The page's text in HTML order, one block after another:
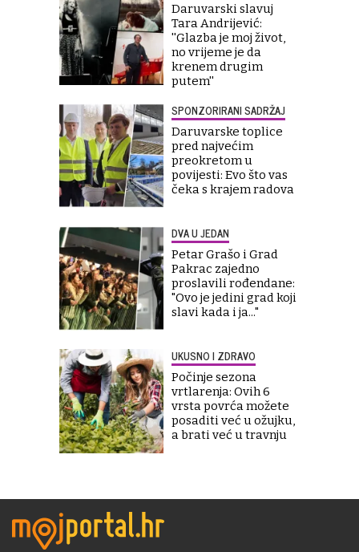
Daruvarski slavuj
Tara Andrijević:
''Glazba je moj život,
no vrijeme je da
krenem drugim
putem''
SPONZORIRANI SADRŽAJ
Daruvarske toplice
pred najvećim
preokretom u
povijesti: Evo što vas
čeka s krajem radova
DVA U JEDAN
Petar Grašo i Grad
Pakrac zajedno
proslavili rođendane:
"Ovo je jedini grad koji
slavi kada i ja..."
UKUSNO I ZDRAVO
Počinje sezona
vrtlarenja: Ovih 6
vrsta povrća možete
posaditi već u ožujku,
a brati već u travnju